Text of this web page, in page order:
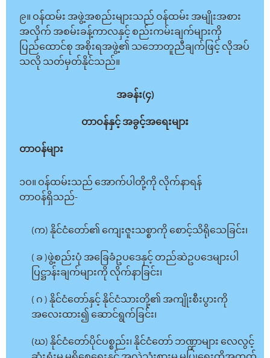
၉။ ဝန်ထမ်း အဖွဲ့အစည်းများသည် ဝန်ထမ်း အမျိုးအစား
အလိုက် အစမ်းခန့်ကာလနှင့် စည်းကမ်းချက်များကို
ပြည်ထောင်စု အစိုးရအဖွဲ့၏ သဘောတူညီချက်ဖြင့် လိုအပ်
သလို သတ်မှတ်နိုင်သည်။
အခန်း(၄)
တာဝန်နှင့် အခွင့်အရေးများ
တာဝန်များ
၁ဝ။ ဝန်ထမ်းသည် အောက်ပါတို့ကို လိုက်နာရန်
တာဝန်ရှိသည်-
(က) နိုင်ငံတော်၏ ကျေးဇူးသစ္စာကို စောင့်သိရိုသေခြင်း၊
( ခ )ဖွဲ့စည်းပုံ အခြေခံဥပဒေနှင့် တည်ဆဲဥပဒေများပါ
ပြဋ္ဌာန်းချက်များကို လိုက်နာခြင်း၊
( ဂ ) နိုင်ငံတော်နှင့် နိုင်ငံသားတို့၏ အကျိုးစီးပွားကို
အလေးထား၍ ဆောင်ရွက်ခြင်း၊
(ဃ) နိုင်ငံတော်ပိုင်ပစ္စည်း၊ နိုင်ငံတော် ဘဏ္ဍာများ လေလွင့်